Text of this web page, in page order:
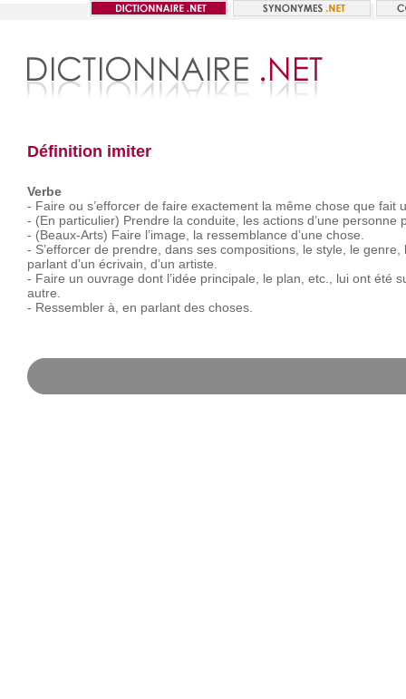
Définition imiter
Verbe
- Faire ou s’efforcer de faire exactement la même chose que fait
- (En particulier) Prendre la conduite, les actions d’une personne
- (Beaux-Arts) Faire l’image, la ressemblance d’une chose.
- S’efforcer de prendre, dans ses compositions, le style, le genre,
parlant d’un écrivain, d’un artiste.
- Faire un ouvrage dont l’idée principale, le plan, etc., lui ont été
autre.
- Ressembler à, en parlant des choses.